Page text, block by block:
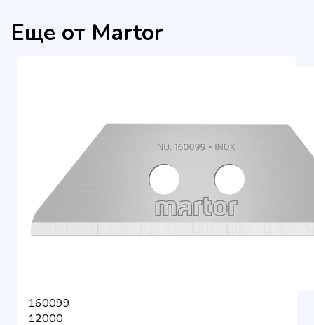
Еще от Martor
160099
12000